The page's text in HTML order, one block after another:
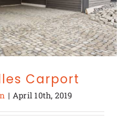
Carport
| April 10th, 2019